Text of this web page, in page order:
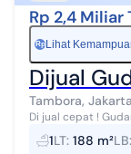
Rp 2,4 Miliar
Rp Lihat
Dijual
Tambora,
Di jual cepat ! Gudang Jl.Tambora Jkt - Barat Uk : 3,5 x 55m Lt : 188m
1 lantai Surat : Shm Harga Rp.2,4M/ nego #Terima Titip Jual-Beli-
Sew...
1LT: 188 m²LB: